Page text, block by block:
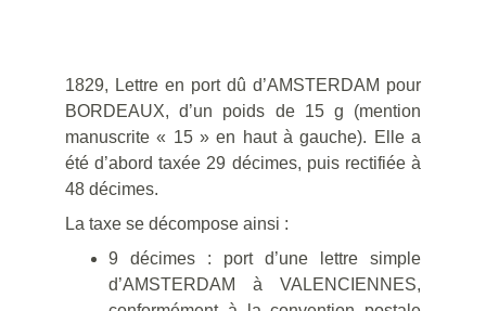
1829, Lettre en port dû d’AMSTERDAM pour
BORDEAUX, d’un poids de 15 g (mention
manuscrite « 15 » en haut à gauche). Elle a
été d’abord taxée 29 décimes, puis rectifiée à
48 décimes.
La taxe se décompose ainsi :
9 décimes : port d’une lettre simple
d’AMSTERDAM à VALENCIENNES,